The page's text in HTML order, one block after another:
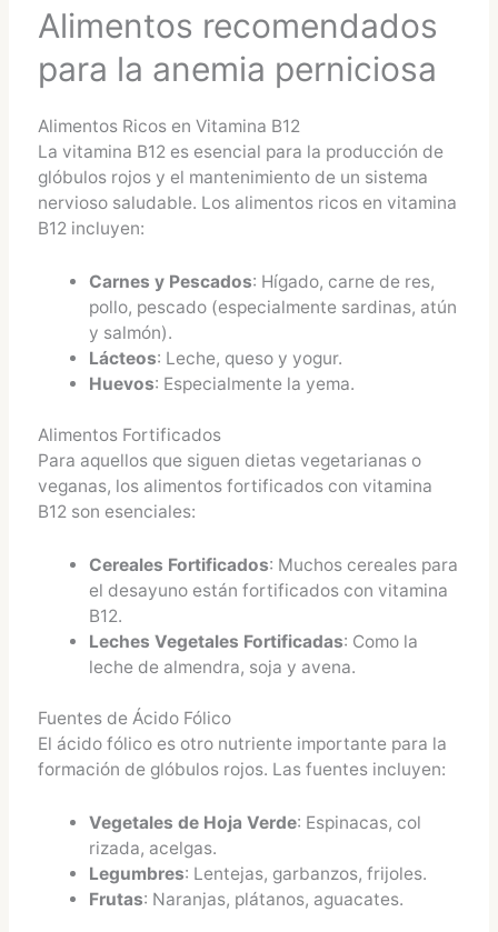
Alimentos recomendados
para la anemia perniciosa
Alimentos Ricos en Vitamina B12
La vitamina B12 es esencial para la producción de
glóbulos rojos y el mantenimiento de un sistema
nervioso saludable. Los alimentos ricos en vitamina
B12 incluyen:
Carnes y Pescados: Hígado, carne de res,
pollo, pescado (especialmente sardinas, atún
y salmón).
Lácteos: Leche, queso y yogur.
Huevos: Especialmente la yema.
Alimentos Fortificados
Para aquellos que siguen dietas vegetarianas o
veganas, los alimentos fortificados con vitamina
B12 son esenciales:
Cereales Fortificados: Muchos cereales para
el desayuno están fortificados con vitamina
B12.
Leches Vegetales Fortificadas: Como la
leche de almendra, soja y avena.
Fuentes de Ácido Fólico
El ácido fólico es otro nutriente importante para la
formación de glóbulos rojos. Las fuentes incluyen:
Vegetales de Hoja Verde: Espinacas, col
rizada, acelgas.
Legumbres: Lentejas, garbanzos, frijoles.
Frutas: Naranjas, plátanos, aguacates.